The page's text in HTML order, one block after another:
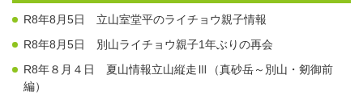
R8年8月5日 立山室堂平のライチョウ親子情報
R8年8月5日 別山ライチョウ親子1年ぶりの再会
R8年８月４日 夏山情報立山縦走Ⅲ（真砂岳～別山・剱御前
編）